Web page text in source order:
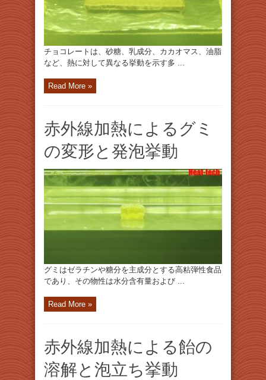
チョコレートは、砂糖、乳成分、カカオマス、油脂
など、熱に対して異なる挙動を示す多 ...
Read More »
赤外線加熱によるグミ
の変形と発泡挙動
グミはゼラチンや糖分を主成分とする高粘弾性食品
であり、その物性は水分含有量および ...
Read More »
赤外線加熱による飴の
溶解と泡立ち挙動